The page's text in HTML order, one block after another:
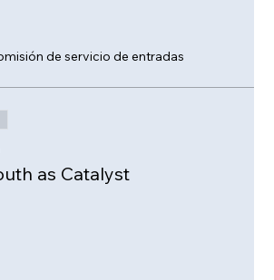
de servicio de entradas
as Catalyst